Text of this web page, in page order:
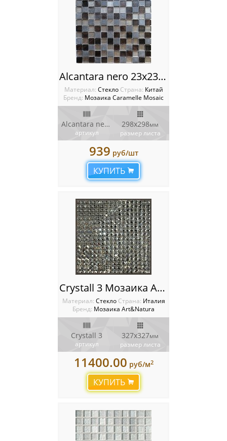
Alcantara nero 23х23 Мозаика Caramelle mosaic
Материал: Стекло Cтрана: Китай
Бренд: Мозаика Caramelle Mosaic
Alcantara nero 23х23
артикул
298x298мм
размер листа
939 руб/шт
КУПИТЬ
Crystall 3 Мозаика Art Natura
Материал: Стекло Cтрана: Италия
Бренд: Мозаика Art&Natura
Crystall 3
артикул
327x327мм
размер листа
11400.00 руб/м2
КУПИТЬ